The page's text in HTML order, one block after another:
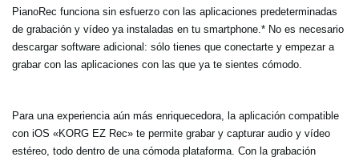
PianoRec funciona sin esfuerzo con las aplicaciones predeterminadas
de grabación y vídeo ya instaladas en tu smartphone.* No es necesario
descargar software adicional: sólo tienes que conectarte y empezar a
grabar con las aplicaciones con las que ya te sientes cómodo.
Para una experiencia aún más enriquecedora, la aplicación compatible
con iOS «KORG EZ Rec» te permite grabar y capturar audio y vídeo
estéreo, todo dentro de una cómoda plataforma. Con la grabación